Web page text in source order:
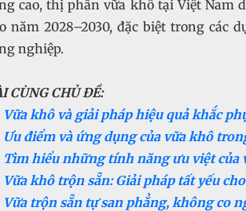
cao, thị phần vữa khô tại Việt Nam
năm 2028–2030, đặc biệt trong các
nghiệp.
CÙNG CHỦ ĐỀ:
Vữa khô và giải pháp hiệu quả khắc
Ưu điểm và ứng dụng của vữa khô
Tìm hiểu những tính năng ưu việt của
Vữa khô trộn sẵn: Giải pháp tất yếu
Vữa trộn sẵn tự san phẳng, không co